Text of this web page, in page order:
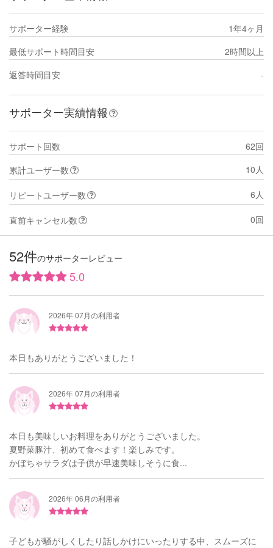
サポーター経験
1年4ヶ月
最低サポート時間目安
2時間以上
返答時間目安
-
サポーター実績情報
サポート回数
62回
累計ユーザー数
10人
リピートユーザー数 6人
直前キャンセル数 0回
52件のサポーターレビュー
5.0
2026年 07月の利用者
本日もありがとうございました！
2026年 07月の利用者
本日も美味しいお料理をありがとうございました。
夏野菜豚汁、初めて食べます！楽しみです。
かぼちゃサラダは子供が早速美味しそうに食...
2026年 06月の利用者
子どもが騒がしくしたり話しかけにいったりする中、スムーズに